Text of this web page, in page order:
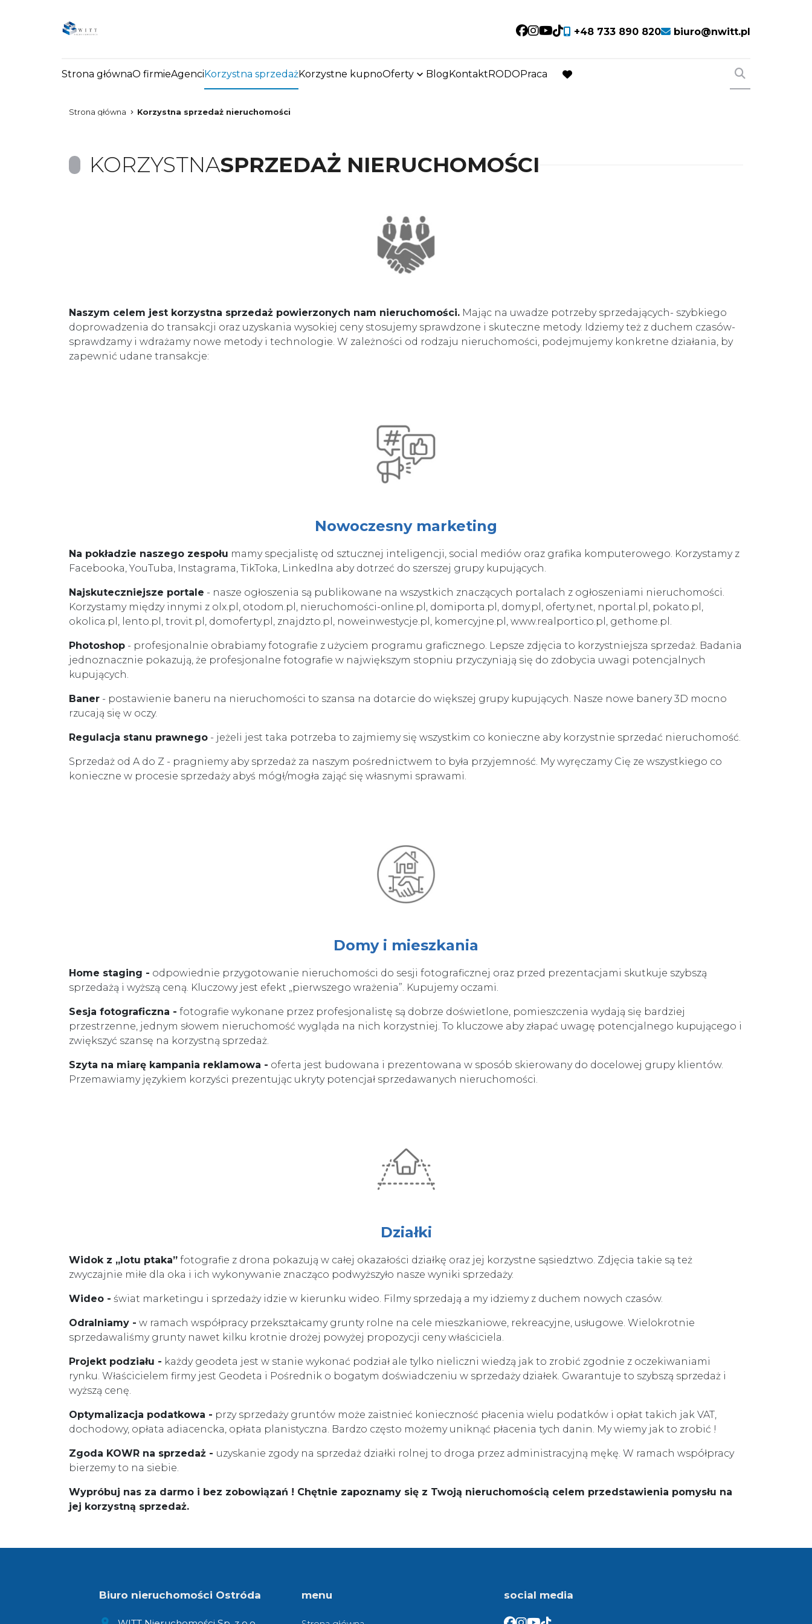
Social link
Social link
Social link
Social link
+48 733 890 820 biuro@nwitt.pl
Strona głównaO firmieAgenciKorzystna sprzedażKorzystne kupnoOferty BlogKontaktRODOPraca
favorite
Strona główna Korzystna sprzedaż nieruchomości
KORZYSTNASPRZEDAŻ NIERUCHOMOŚCI
Naszym celem jest korzystna sprzedaż powierzonych nam nieruchomości. Mając na uwadze potrzeby sprzedających- szybkiego
doprowadzenia do transakcji oraz uzyskania wysokiej ceny stosujemy sprawdzone i skuteczne metody. Idziemy też z duchem czasów-
sprawdzamy i wdrażamy nowe metody i technologie. W zależności od rodzaju nieruchomości, podejmujemy konkretne działania, by
zapewnić udane transakcje:
Nowoczesny marketing
Na pokładzie naszego zespołu mamy specjalistę od sztucznej inteligencji, social mediów oraz grafika komputerowego. Korzystamy z
Facebooka, YouTuba, Instagrama, TikToka, Linkedlna aby dotrzeć do szerszej grupy kupujących.
Najskuteczniejsze portale - nasze ogłoszenia są publikowane na wszystkich znaczących portalach z ogłoszeniami nieruchomości.
Korzystamy między innymi z olx.pl, otodom.pl, nieruchomości-online.pl, domiporta.pl, domy.pl, oferty.net, nportal.pl, pokato.pl,
okolica.pl, lento.pl, trovit.pl, domoferty.pl, znajdzto.pl, noweinwestycje.pl, komercyjne.pl, www.realportico.pl, gethome.pl.
Photoshop - profesjonalnie obrabiamy fotografie z użyciem programu graficznego. Lepsze zdjęcia to korzystniejsza sprzedaż. Badania
jednoznacznie pokazują, że profesjonalne fotografie w największym stopniu przyczyniają się do zdobycia uwagi potencjalnych
kupujących.
Baner - postawienie baneru na nieruchomości to szansa na dotarcie do większej grupy kupujących. Nasze nowe banery 3D mocno
rzucają się w oczy.
Regulacja stanu prawnego - jeżeli jest taka potrzeba to zajmiemy się wszystkim co konieczne aby korzystnie sprzedać nieruchomość.
Sprzedaż od A do Z - pragniemy aby sprzedaż za naszym pośrednictwem to była przyjemność. My wyręczamy Cię ze wszystkiego co
konieczne w procesie sprzedaży abyś mógł/mogła zająć się własnymi sprawami.
Domy i mieszkania
Home staging - odpowiednie przygotowanie nieruchomości do sesji fotograficznej oraz przed prezentacjami skutkuje szybszą
sprzedażą i wyższą ceną. Kluczowy jest efekt „pierwszego wrażenia”. Kupujemy oczami.
Sesja fotograficzna - fotografie wykonane przez profesjonalistę są dobrze doświetlone, pomieszczenia wydają się bardziej
przestrzenne, jednym słowem nieruchomość wygląda na nich korzystniej. To kluczowe aby złapać uwagę potencjalnego kupującego i
zwiększyć szansę na korzystną sprzedaż.
Szyta na miarę kampania reklamowa - oferta jest budowana i prezentowana w sposób skierowany do docelowej grupy klientów.
Przemawiamy językiem korzyści prezentując ukryty potencjał sprzedawanych nieruchomości.
Działki
Widok z „lotu ptaka” fotografie z drona pokazują w całej okazałości działkę oraz jej korzystne sąsiedztwo. Zdjęcia takie są też
zwyczajnie miłe dla oka i ich wykonywanie znacząco podwyższyło nasze wyniki sprzedaży.
Wideo - świat marketingu i sprzedaży idzie w kierunku wideo. Filmy sprzedają a my idziemy z duchem nowych czasów.
Odralniamy - w ramach współpracy przekształcamy grunty rolne na cele mieszkaniowe, rekreacyjne, usługowe. Wielokrotnie
sprzedawaliśmy grunty nawet kilku krotnie drożej powyżej propozycji ceny właściciela.
Projekt podziału - każdy geodeta jest w stanie wykonać podział ale tylko nieliczni wiedzą jak to zrobić zgodnie z oczekiwaniami
rynku. Właścicielem firmy jest Geodeta i Pośrednik o bogatym doświadczeniu w sprzedaży działek. Gwarantuje to szybszą sprzedaż i
wyższą cenę.
Optymalizacja podatkowa - przy sprzedaży gruntów może zaistnieć konieczność płacenia wielu podatków i opłat takich jak VAT,
dochodowy, opłata adiacencka, opłata planistyczna. Bardzo często możemy uniknąć płacenia tych danin. My wiemy jak to zrobić !
Zgoda KOWR na sprzedaż - uzyskanie zgody na sprzedaż działki rolnej to droga przez administracyjną mękę. W ramach współpracy
bierzemy to na siebie.
Wypróbuj nas za darmo i bez zobowiązań ! Chętnie zapoznamy się z Twoją nieruchomością celem przedstawienia pomysłu na
jej korzystną sprzedaż.
Biuro nieruchomości Ostróda menu social media